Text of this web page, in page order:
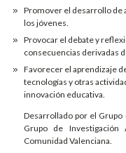
Promover el desarrollo de
los jóvenes.
Provocar el debate y
consecuencias derivadas
Favorecer el aprendizaje
tecnologías y otras
innovación educativa.
Desarrollado por el Grupo
Grupo de
Comunidad Valenciana.